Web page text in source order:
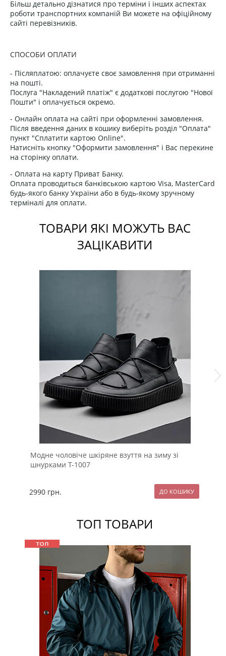
Більш детально дізнатися про терміни і інших аспектах
роботи транспортних компаній Ви можете на офіційному
сайті перевізників.
СПОСОБИ ОПЛАТИ
- Післяплатою: оплачуєте своє замовлення при отриманні
на пошті.
Послуга "Накладений платіж" є додаткові послугою "Нової
Пошти" і оплачується окремо.
- Онлайн оплата на сайті при оформленні замовлення.
Після введення даних в кошику виберіть розділ "Оплата"
пункт "Сплатити картою Online".
Натисніть кнопку "Оформити замовлення" і Вас перекине
на сторінку оплати.
- Оплата на карту Приват Банку.
Оплата проводиться банківською картою Visa, MasterCard
будь-якого банку України або в будь-якому зручному
терміналі для оплати.
ТОВАРИ ЯКІ МОЖУТЬ ВАС
ЗАЦІКАВИТИ
Модне чоловіче шкіряне взуття на зиму зі
шнурками Т-1007
2990 грн.
ТОП ТОВАРИ